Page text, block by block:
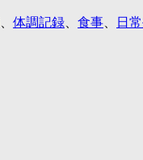
体調記録 食事 日